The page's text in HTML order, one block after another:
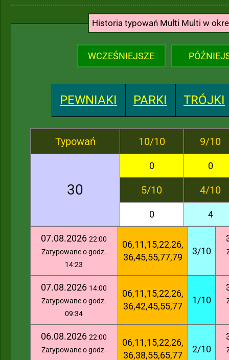
Historia typowań Multi Multi w
WCZEŚNIEJSZE
PEWNIAKI PARKI TRÓJKI
Typowań 10/10 9/10
30
0 0
5/10 4/10
0 4
07.08.2026 22:00
Zatypowane o godz.
14:23
06,11,15,22,26,
36,45,55,77,79
3/10
07.08.2026 14:00
Zatypowane o godz.
09:34
06,11,15,22,26,
36,42,45,55,77
1/10
06.08.2026 22:00
Zatypowane o godz.
06,11,15,22,26,
36,38,55,65,77
2/10